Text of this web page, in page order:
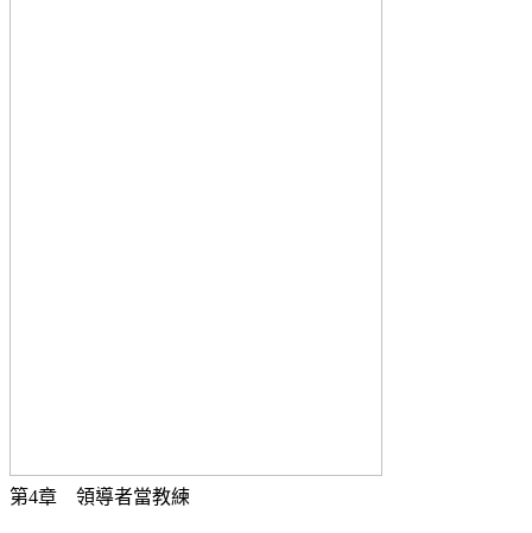
第4章 領導者當教練